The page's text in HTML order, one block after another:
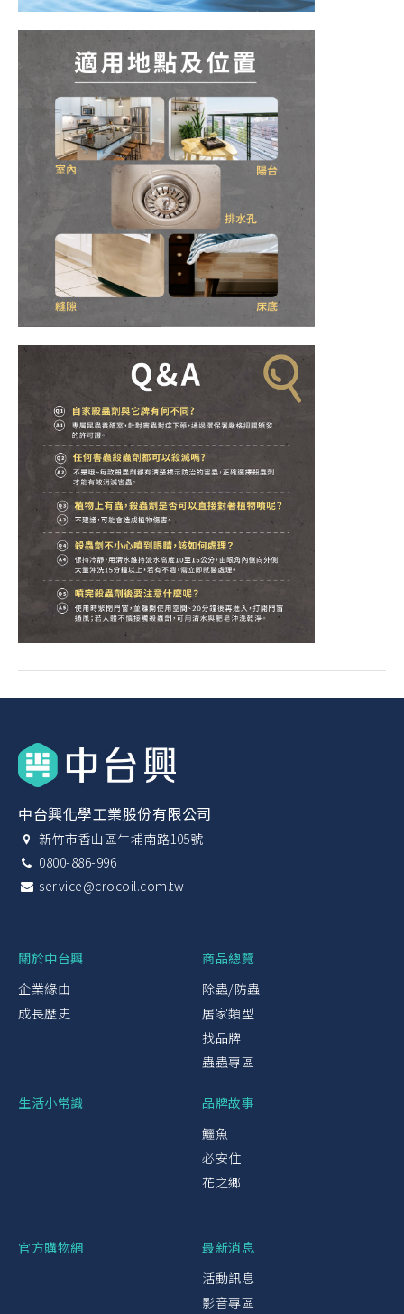
中台興化學工業股份有限公司
新竹市香山區牛埔南路105號
0800-886-996
service@crocoil.com.tw
關於中台興
企業緣由
成長歷史
商品總覽
除蟲/防蟲
居家類型
找品牌
蟲蟲專區
生活小常識
品牌故事
鱷魚
必安住
花之鄉
官方購物網
最新消息
活動訊息
影音專區